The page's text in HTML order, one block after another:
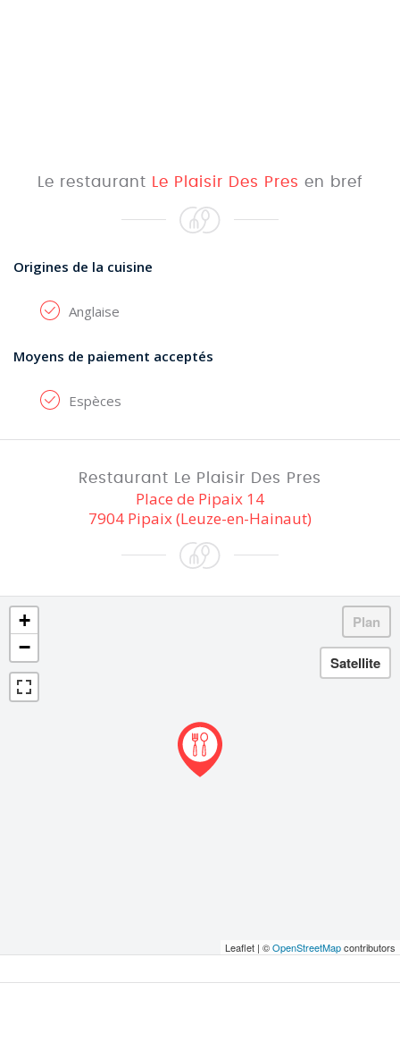
Le restaurant Le Plaisir Des Pres en bref
Origines de la cuisine
Anglaise
Moyens de paiement acceptés
Espèces
Restaurant Le Plaisir Des Pres
Place de Pipaix 14
7904 Pipaix (Leuze-en-Hainaut)
+
−
Leaflet | ©OpenStreetMapcontributors